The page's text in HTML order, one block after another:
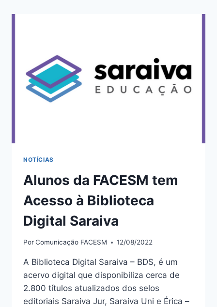
NOTÍCIAS
Alunos da FACESM tem
Acesso à Biblioteca
Digital Saraiva
PorComunicação FACESM 12/08/2022
A Biblioteca Digital Saraiva – BDS, é um
acervo digital que disponibiliza cerca de
2.800 títulos atualizados dos selos
editoriais Saraiva Jur, Saraiva Uni e Érica –